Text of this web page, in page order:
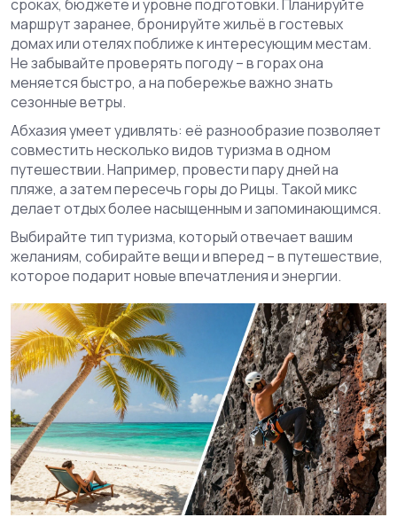
сроках, бюджете и уровне подготовки. Планируйте
маршрут заранее, бронируйте жильё в гостевых
домах или отелях поближе к интересующим местам.
Не забывайте проверять погоду – в горах она
меняется быстро, а на побережье важно знать
сезонные ветры.
Абхазия умеет удивлять: её разнообразие позволяет
совместить несколько видов туризма в одном
путешествии. Например, провести пару дней на
пляже, а затем пересечь горы до Рицы. Такой микс
делает отдых более насыщенным и запоминающимся.
Выбирайте тип туризма, который отвечает вашим
желаниям, собирайте вещи и вперед – в путешествие,
которое подарит новые впечатления и энергии.